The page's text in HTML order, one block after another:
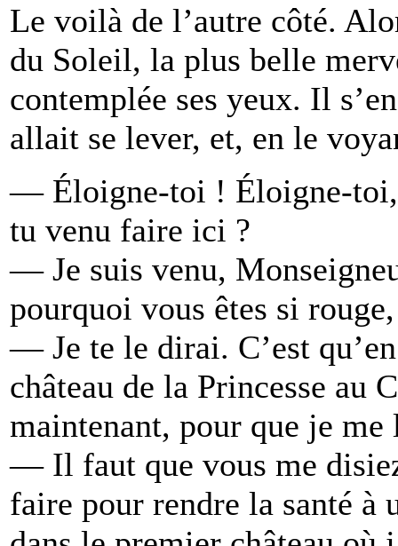
Le voilà de l’autre côté.
du Soleil, la plus belle
contemplée ses yeux. Il
allait se lever, et, en le
— Éloigne-toi ! Éloigne-toi,
tu venu faire ici ?
— Je suis venu,
pourquoi vous êtes si
— Je te le dirai. C’est
château de la Princesse au
maintenant, pour que je
— Il faut que vous me
faire pour rendre la santé à